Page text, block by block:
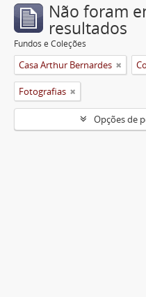
Não foram
resultados
Fundos e Coleções
Casa Arthur Bernardes
Fotografias
Opções de